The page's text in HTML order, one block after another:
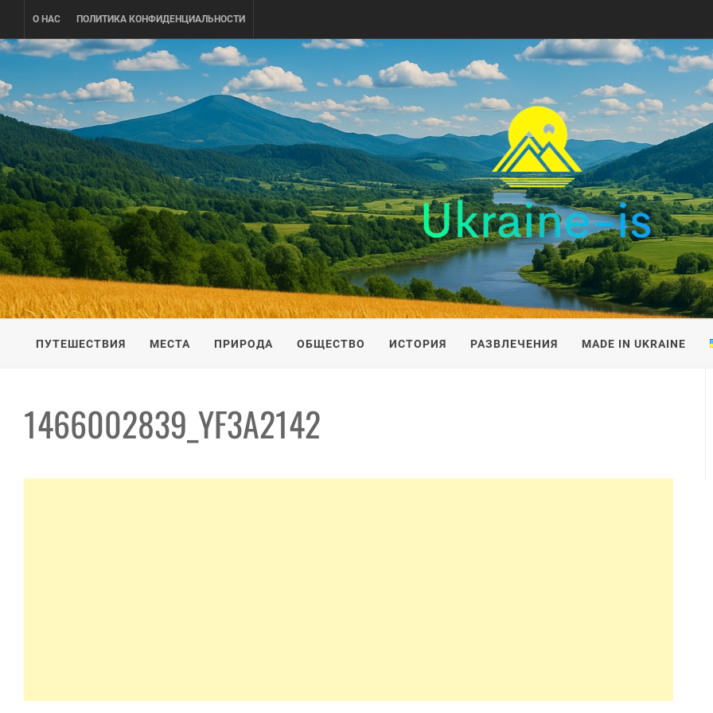
content
О НАС ПОЛИТИКА КОНФИДЕНЦИАЛЬНОСТИ
UKRAINE-IS
ПУТЕШЕСТВИЕ ПО УКРАИНЕ
ПУТЕШЕСТВИЯ МЕСТА ПРИРОДА ОБЩЕСТВО ИСТОРИЯ РАЗВЛЕЧЕНИЯ MADE IN UKRAINE
1466002839_YF3A2142